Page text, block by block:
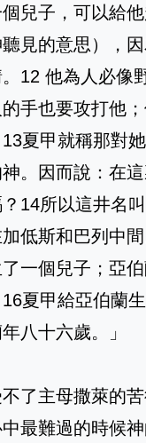
兒子，可以給
見的意思），
12 他為人必像
手也要攻打他
夏甲就稱那對
。因而說：在
14所以這井名
低斯和巴列中
一個兒子；亞
夏甲給亞伯蘭
八十六歲。」
了主母撒萊的
最難過的時候